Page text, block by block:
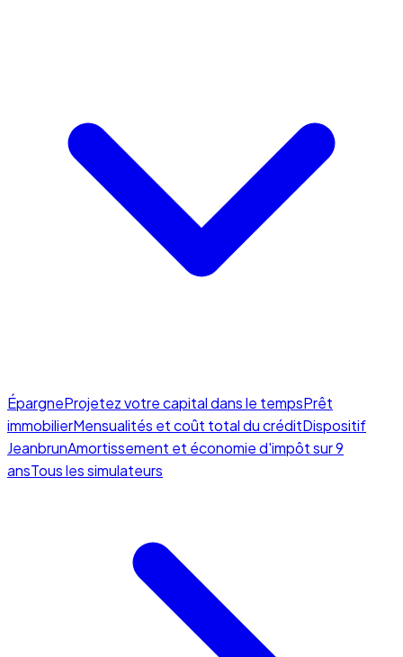
ÉpargneProjetez votre capital dans le tempsPrêt
immobilierMensualités et coût total du créditDispositif
JeanbrunAmortissement et économie d'impôt sur 9
ansTous les simulateurs